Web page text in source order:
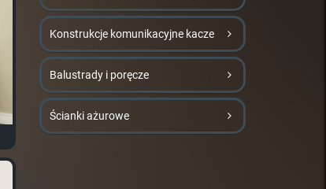
Konstrukcje komunikacyjne kacze
Balustrady i poręcze
Ścianki ażurowe